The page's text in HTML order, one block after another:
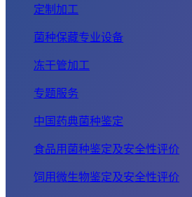
定制加工
菌种保藏专业设备
冻干管加工
专题服务
中国药典菌种鉴定
食品用菌种鉴定及安全性评价
饲用微生物鉴定及安全性评价